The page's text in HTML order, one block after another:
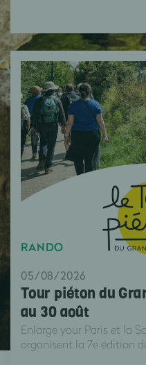
RANDO
05/08/2026
Tour piéton du
au 30 août
Enlarge your Paris et la
organisent la 7e édition